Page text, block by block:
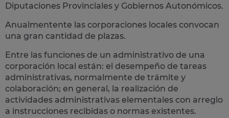
Diputaciones Provinciales y Gobiernos Autonómicos.
Anualmentente las corporaciones locales convocan
una gran cantidad de plazas.
Entre las funciones de un administrativo de una
corporación local están: el desempeño de tareas
administrativas, normalmente de trámite y
colaboración; en general, la realización de
actividades administrativas elementales con arreglo
a instrucciones recibidas o normas existentes.